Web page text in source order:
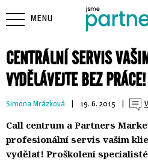
CENTRÁLNÍ SERVIS
VYDĚLÁVEJTE BEZ PRÁCE!
Simona Mrázková | 19. 6. 2015 |
Call centrum a Partners
profesionální servis vašim
vydělat! Proškolení
MENU